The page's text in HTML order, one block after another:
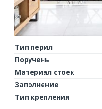
Тип перил
Поручень
Материал стоек
Заполнение
Тип крепления